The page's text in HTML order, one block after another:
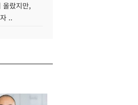
올랐지만,
..